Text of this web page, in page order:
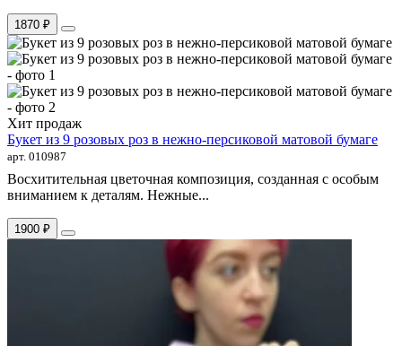
1870 ₽
Хит продаж
Букет из 9 розовых роз в нежно-персиковой матовой бумаге
арт. 010987
Восхитительная цветочная композиция, созданная с особым
вниманием к деталям. Нежные...
1900 ₽